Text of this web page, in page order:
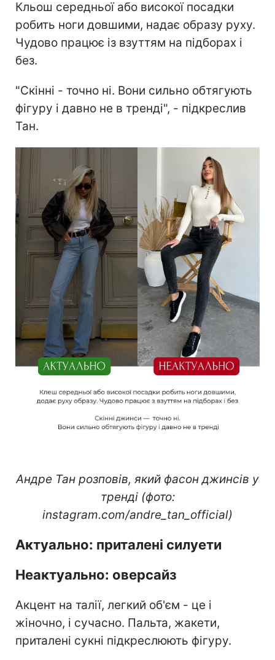
Кльош середньої або високої посадки
робить ноги довшими, надає образу руху.
Чудово працює із взуттям на підборах і
без.
"Скінні - точно ні. Вони сильно обтягують
фігуру і давно не в тренді", - підкреслив
Тан.
Андре Тан розповів, який фасон джинсів у
тренді (фото:
instagram.com/andre_tan_official)
Актуально: приталені силуети
Неактуально: оверсайз
Акцент на талії, легкий об'єм - це і
жіночно, і сучасно. Пальта, жакети,
приталені сукні підкреслюють фігуру.